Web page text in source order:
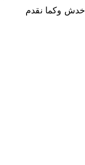
خدش وكما نقدم